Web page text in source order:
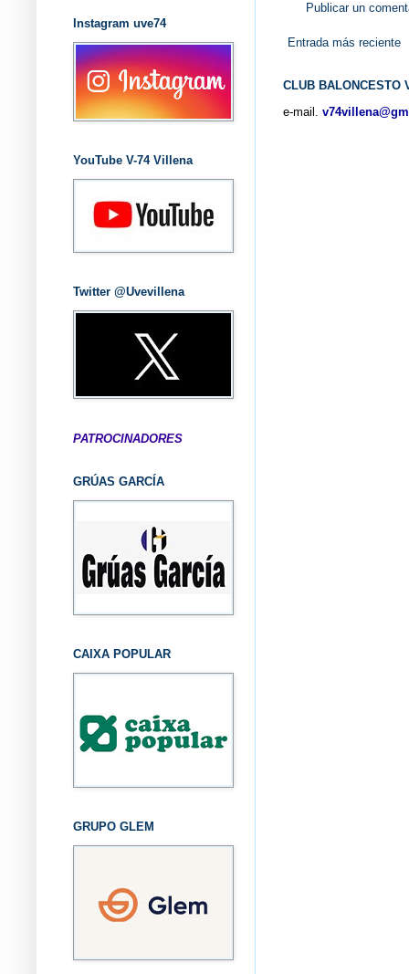
Publicar un
Entrada más reciente
CLUB BALONCESTO
e-mail.
Instagram uve74
YouTube V-74 Villena
Twitter @Uvevillena
PATROCINADORES
GRÚAS GARCÍA
CAIXA POPULAR
GRUPO GLEM